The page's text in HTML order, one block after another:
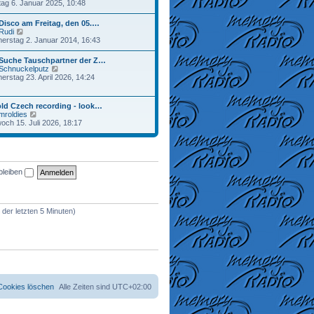
a
g
r
B
e
t
r
a
g
e
e
s
t
e
r
B
e
i
r
a
g
6. Januar 2025, 10:48
am Freitag, den 05.…
Rudi
e
e
s
t
e
B
e
i
t
r
a
2. Januar 2014, 16:43
Tauschpartner der Z…
e
s
t
r
B
t
r
a
23. April 2026, 14:24
Czech recording - look…
e
e
e
r
B
t
r
15. Juli 2026, 18:17
letzten 5 Minuten)
Alle Zeiten sind UTC+02:00
löschen